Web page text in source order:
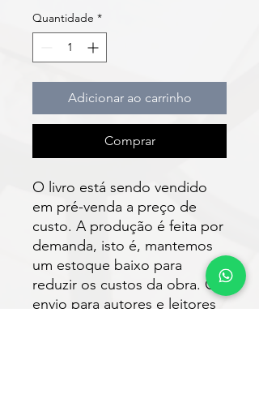
Quantidade *
Adicionar ao carrinho
Comprar
O livro está sendo vendido
em pré-venda a preço de
custo. A produção é feita por
demanda, isto é, mantemos
um estoque baixo para
reduzir os custos da obra. O
envio para autores e leitores